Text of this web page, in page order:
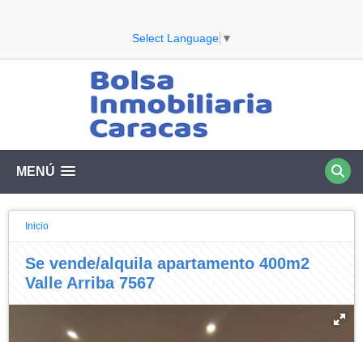
Select Language ▼
MENÚ
Inicio
Se vende/alquila apartamento 400m2
Valle Arriba 7567